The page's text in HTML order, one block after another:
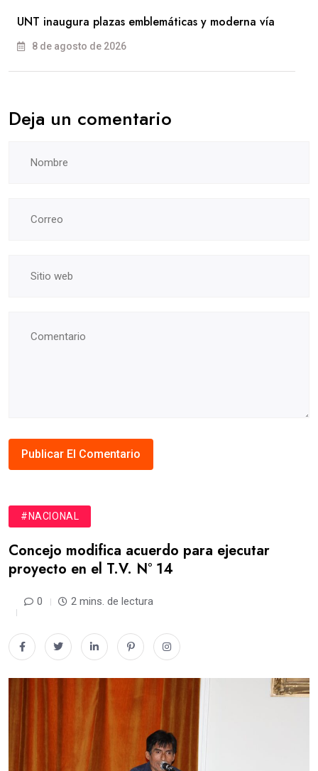
UNT inaugura plazas emblemáticas y moderna vía
8 de agosto de 2026
Deja un comentario
#NACIONAL
Concejo modifica acuerdo para ejecutar
proyecto en el T.V. N° 14
0 2 mins. de lectura